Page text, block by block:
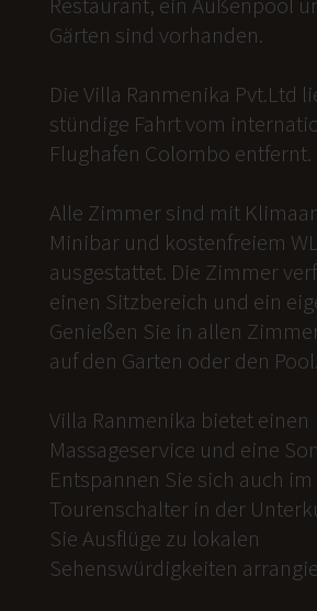
Gärten sind vorhanden.
Die Villa Ranmenika Pvt.Ltd
stündige Fahrt vom
Flughafen Colombo entfernt.
Alle Zimmer sind mit
Minibar und kostenfreiem
ausgestattet. Die Zimmer
einen Sitzbereich und ein
Genießen Sie in allen
auf den Garten oder den Pool.
Villa Ranmenika bietet einen
Massageservice und eine
Entspannen Sie sich auch im
Tourenschalter in der
Sie Ausflüge zu lokalen
Sehenswürdigkeiten